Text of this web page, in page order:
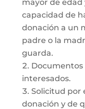
mayor de edad
capacidad de
donación a un
padre o la
guarda.
Documentos
interesados.
Solicitud por
donación y de